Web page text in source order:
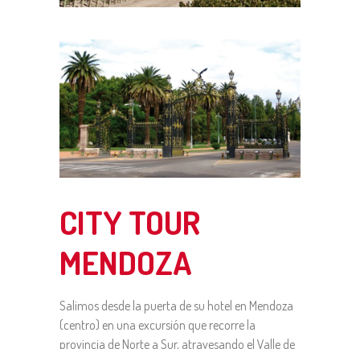
CITY TOUR
MENDOZA
Salimos desde la puerta de su hotel en Mendoza
(centro) en una excursión que recorre la
provincia de Norte a Sur, atravesando el Valle de